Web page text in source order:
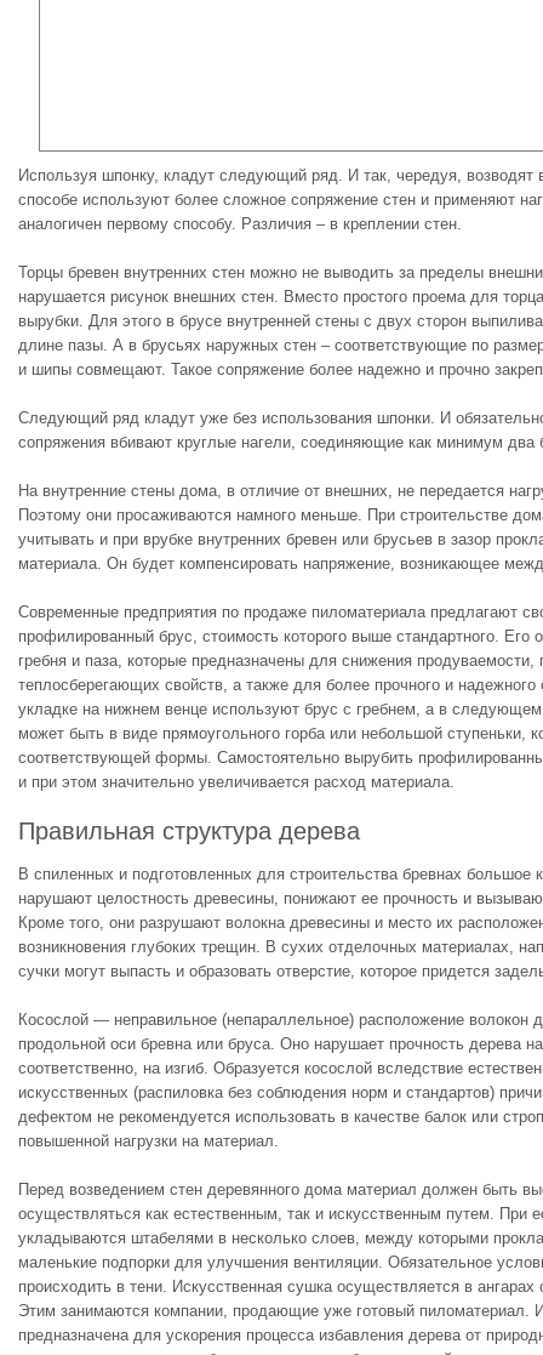
Используя шпонку, кладут следующий ряд. И так, чередуя, возводят
способе используют более сложное сопряжение стен и применяют
аналогичен первому способу. Различия – в креплении стен.
Торцы бревен внутренних стен можно не выводить за пределы
нарушается рисунок внешних стен. Вместо простого проема для
вырубки. Для этого в брусе внутренней стены с двух сторон
длине пазы. А в брусьях наружных стен – соответствующие по
и шипы совмещают. Такое сопряжение более надежно и прочно
Следующий ряд кладут уже без использования шпонки. И
сопряжения вбивают круглые нагели, соединяющие как минимум два
На внутренние стены дома, в отличие от внешних, не передается
Поэтому они просаживаются намного меньше. При строительстве
учитывать и при врубке внутренних бревен или брусьев в зазор
материала. Он будет компенсировать напряжение, возникающее
Современные предприятия по продаже пиломатериала предлагают
профилированный брус, стоимость которого выше стандартного. Его
гребня и паза, которые предназначены для снижения
теплосберегающих свойств, а также для более прочного и надежного
укладке на нижнем венце используют брус с гребнем, а в
может быть в виде прямоугольного горба или небольшой ступеньки,
соответствующей формы. Самостоятельно вырубить
и при этом значительно увеличивается расход материала.
Правильная структура дерева
В спиленных и подготовленных для строительства бревнах большое
нарушают целостность древесины, понижают ее прочность и
Кроме того, они разрушают волокна древесины и место их
возникновения глубоких трещин. В сухих отделочных материалах,
сучки могут выпасть и образовать отверстие, которое придется
Косослой — неправильное (непараллельное) расположение волокон
продольной оси бревна или бруса. Оно нарушает прочность дерева
соответственно, на изгиб. Образуется косослой вследствие
искусственных (распиловка без соблюдения норм и стандартов)
дефектом не рекомендуется использовать в качестве балок или
повышенной нагрузки на материал.
Перед возведением стен деревянного дома материал должен быть
осуществляться как естественным, так и искусственным путем. При
укладываются штабелями в несколько слоев, между которыми
маленькие подпорки для улучшения вентиляции. Обязательное
происходить в тени. Искусственная сушка осуществляется в
Этим занимаются компании, продающие уже готовый пиломатериал.
предназначена для ускорения процесса избавления дерева от